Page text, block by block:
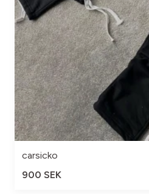
carsicko
900 SEK